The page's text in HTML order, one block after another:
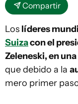
Compartir
Los líderes
Suizacon el
Zeleneski, en
que debido a la
mero primer